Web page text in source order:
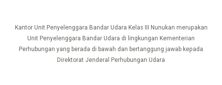
Kantor Unit Penyelenggara Bandar Udara Kelas III Nunukan merupakan
Unit Penyelenggara Bandar Udara di lingkungan Kementerian
Perhubungan yang berada di bawah dan bertanggung jawab kepada
Direktorat Jenderal Perhubungan Udara